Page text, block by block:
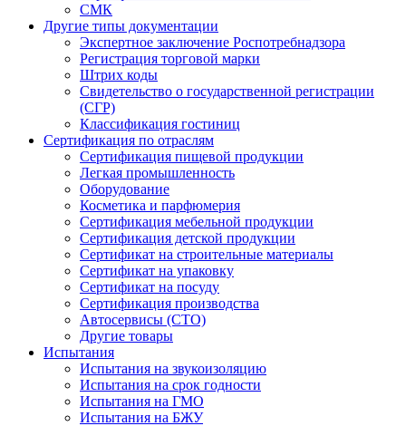
СМК
Другие типы документации
Экспертное заключение Роспотребнадзора
Регистрация торговой марки
Штрих коды
Свидетельство о государственной регистрации
(СГР)
Классификация гостиниц
Сертификация по отраслям
Сертификация пищевой продукции
Легкая промышленность
Оборудование
Косметика и парфюмерия
Сертификация мебельной продукции
Сертификация детской продукции
Сертификат на строительные материалы
Сертификат на упаковку
Сертификат на посуду
Сертификация производства
Автосервисы (СТО)
Другие товары
Испытания
Испытания на звукоизоляцию
Испытания на срок годности
Испытания на ГМО
Испытания на БЖУ